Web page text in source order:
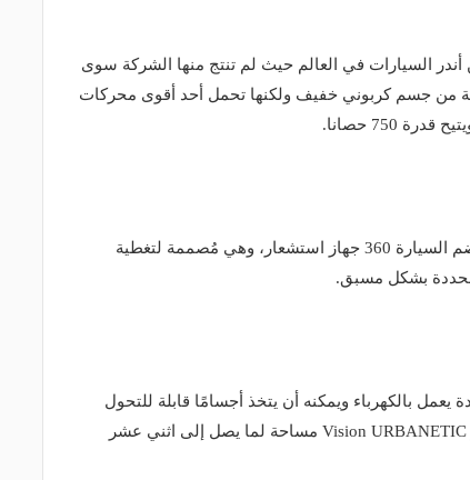
أندر السيارات في العالم حيث لم تنتج منها الشركة سوى
جسم كربوني خفيف ولكنها تحمل أحد أقوى محركات
تتميز هذه السيارة بأنها ذاتية القيادة، وتضم السيارة 360 جهاز استشعار، وهي مُصممة لتغطية
بشكل مسبق.
يعمل بالكهرباء ويمكنه أن يتخذ أجسامًا قابلة للتحول
مختلفة وفقًا للاستخدام المقصود، وتوفر Vision URBANETIC مساحة لما يصل إلى اثني عشر